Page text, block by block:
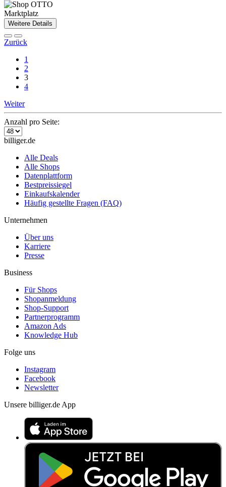
Marktplatz
Weitere Details
Zurück
1
2
3
4
Weiter
Anzahl pro Seite:
billiger.de
Alle Deals
Alle Shops
Datenplattform
Bestpreissiegel
Einkaufskalender
Häufig gestellte Fragen (FAQ)
Unternehmen
Über uns
Karriere
Presse
Business
Für Shops
Shopanmeldung
Shop-Support
Partnerprogramm
Amazon Ads
Knowledge Hub
Folge uns
Instagram
Facebook
Newsletter
Unsere billiger.de App